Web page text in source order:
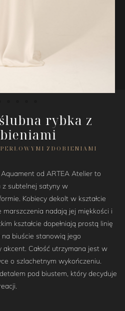
rybka z
ZDOBIENIAMI
od ARTEA Atelier to
z subtelnej satyny w
Kobiecy dekolt w kształcie
nadają jej miękkości i
kształcie dopełniają prostą linię
biuście stanowią jego
Całość utrzymana jest w
o szlachetnym wykończeniu.
pod biustem, który decyduje